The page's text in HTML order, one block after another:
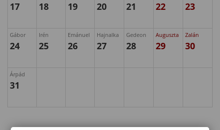
17 18 19 20 21 22 23
Gábor
24
Irén
25
Emánuel
26
Hajnalka
27
Gedeon
28
Auguszta
29
Zalán
30
Árpád
31